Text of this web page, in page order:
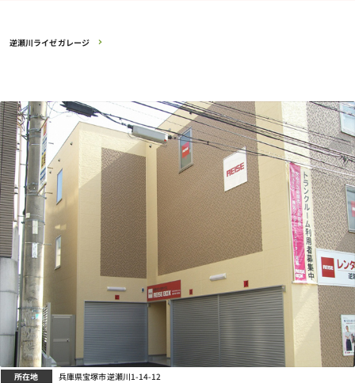
逆瀬川ライゼガレージ
所在地 兵庫県宝塚市逆瀬川1-14-12